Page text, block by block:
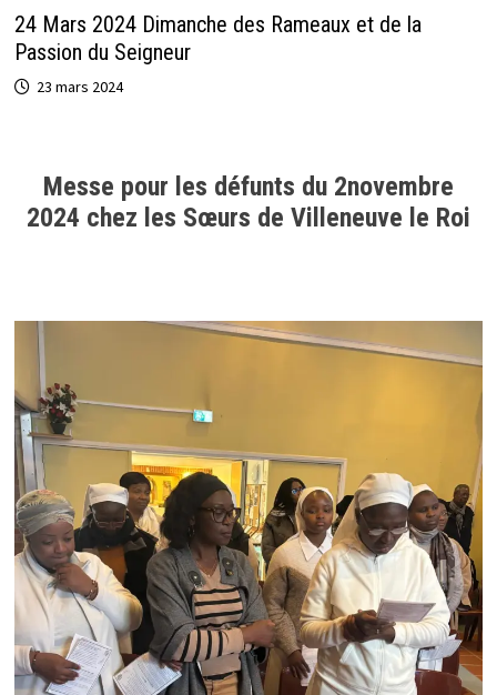
24 Mars 2024 Dimanche des Rameaux et de la
Passion du Seigneur
23 mars 2024
Messe pour les défunts du 2novembre
2024 chez les Sœurs de Villeneuve le Roi